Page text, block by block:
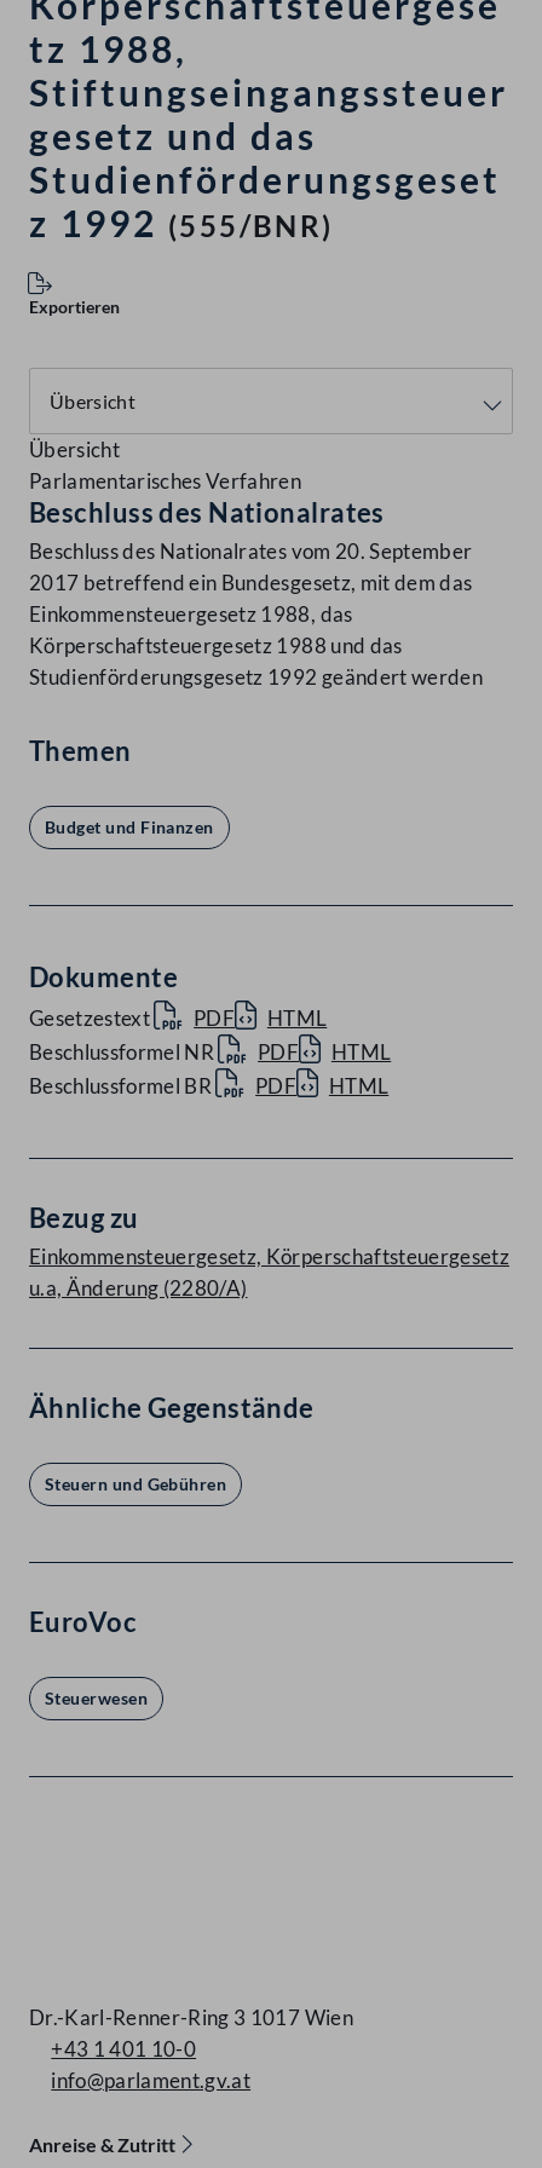
tz 1988,
Stiftungseingangssteuer
gesetz und das
Studienförderungsgeset
z 1992 (555/BNR)
Exportieren
Übersicht
Parlamentarisches Verfahren
Beschluss des Nationalrates
Beschluss des Nationalrates vom 20. September
2017 betreffend ein Bundesgesetz, mit dem das
Einkommensteuergesetz 1988, das
Körperschaftsteuergesetz 1988 und das
Studienförderungsgesetz 1992 geändert werden
Themen
Budget und Finanzen
Dokumente
Gesetzestext PDF
HTML
Beschlussformel NR
PDF
HTML
Beschlussformel BR
PDF HTML
Bezug zu
Einkommensteuergesetz, Körperschaftsteuergesetz
u.a, Änderung (2280/A)
Ähnliche Gegenstände
Steuern und Gebühren
EuroVoc
Steuerwesen
Dr.-Karl-Renner-Ring 3 1017 Wien
+43 1 401 10-0
info@parlament.gv.at
Anreise & Zutritt